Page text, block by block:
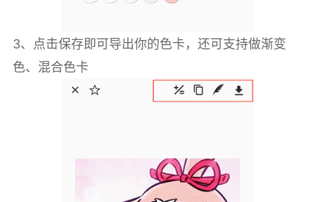
3、点击保存即可导出你的色卡，还可支持做渐变
色、混合色卡